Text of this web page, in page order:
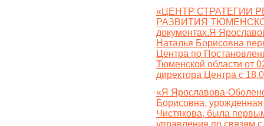
«ЦЕНТР СТРАТЕГИИ
РАЗВИТИЯ
документах.Я
Наталья Борисовна
Центра по
Тюменской области от
директора Центра с
«Я Ярославова-
Борисовна,
Чистякова, была
управления по связям